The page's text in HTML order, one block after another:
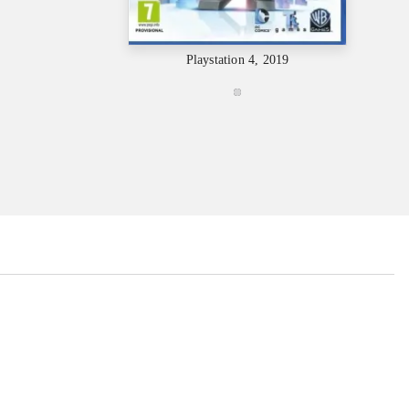
Playstation 4, 2019